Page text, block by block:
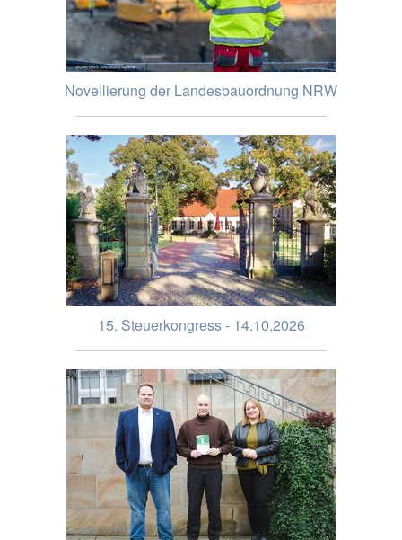
Novellierung der Landesbauordnung NRW
15. Steuerkongress - 14.10.2026